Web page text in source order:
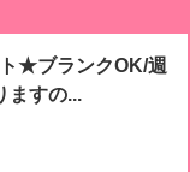
★ブランクOK/週
ますの...